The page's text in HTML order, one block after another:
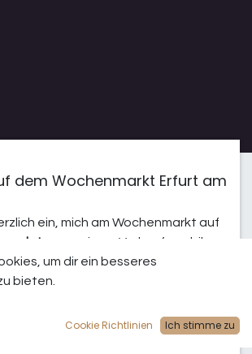
dem Wochenmarkt Erfurt am
ein, mich am Wochenmarkt auf
an meinem Verkaufsmobil
zu besuchen. Hier kannst du
der frischen Luft, frische
und qualifizierte Händler., verraten
um dir ein besseres
bieten.
Cookie Richtlinien Ich stimme zu